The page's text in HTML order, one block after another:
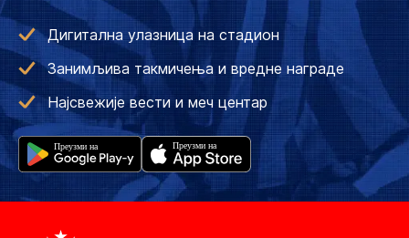
Дигитална улазница на стадион
Занимљива такмичења и вредне награде
Најсвежије вести и меч центар